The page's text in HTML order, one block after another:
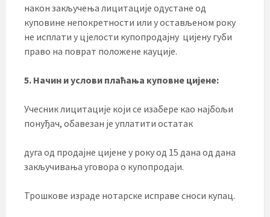
након закључења лицитације одустане од
куповине непокретности или у остављеном року
не исплати у цјелости купопродајну цијену губи
право на поврат положене кауције.
5. Начин и услови плаћања куповне цијене:
Учесник лицитације који се изабере као најбољи
понуђач, обавезан је уплатити остатак
дуга од продајне цијене у року од 15 дана од дана
закључивања уговора о купопродаји.
Трошкове израде нотарске исправе сноси купац.